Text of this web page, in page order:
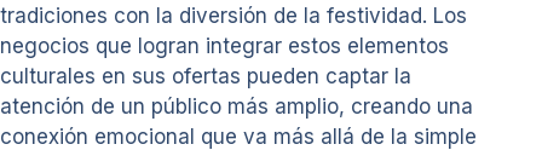
tradiciones con la diversión de la festividad. Los
negocios que logran integrar estos elementos
culturales en sus ofertas pueden captar la
atención de un público más amplio, creando una
conexión emocional que va más allá de la simple